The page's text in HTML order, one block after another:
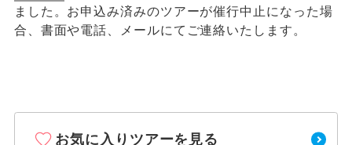
ました。お申込み済みのツアーが催行中止になった場
合、書面や電話、メールにてご連絡いたします。
お気に入りツアーを見る